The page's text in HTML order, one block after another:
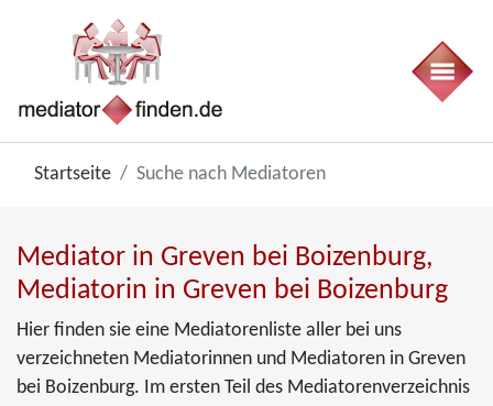
Startseite Suche nach Mediatoren
Mediator in Greven bei Boizenburg,
Mediatorin in Greven bei Boizenburg
Hier finden sie eine Mediatorenliste aller bei uns
verzeichneten Mediatorinnen und Mediatoren in Greven
bei Boizenburg. Im ersten Teil des Mediatorenverzeichnis